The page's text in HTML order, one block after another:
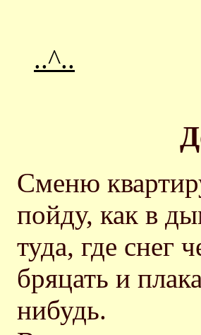
..^..
Сменю
пойду, как в
туда, где снег
бряцать и
нибудь.